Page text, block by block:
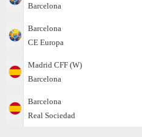
Barcelona
Barcelona
CE Europa
Madrid CFF (W)
Barcelona
Barcelona
Real Sociedad